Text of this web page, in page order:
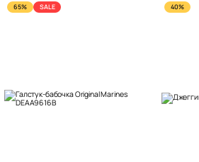
65% SALE 40%